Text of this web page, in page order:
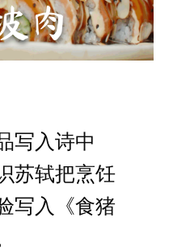
肉
写入诗中
苏轼把烹饪
写入《食猪